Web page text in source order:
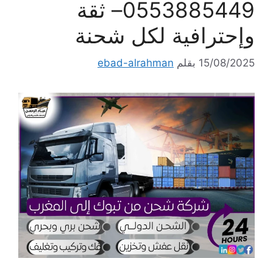
0553885449– ثقة
وإحترافية لكل شحنة
15/08/2025 بقلم ebad-alrahman